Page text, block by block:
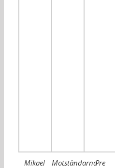
Mikael MotståndarnaPre